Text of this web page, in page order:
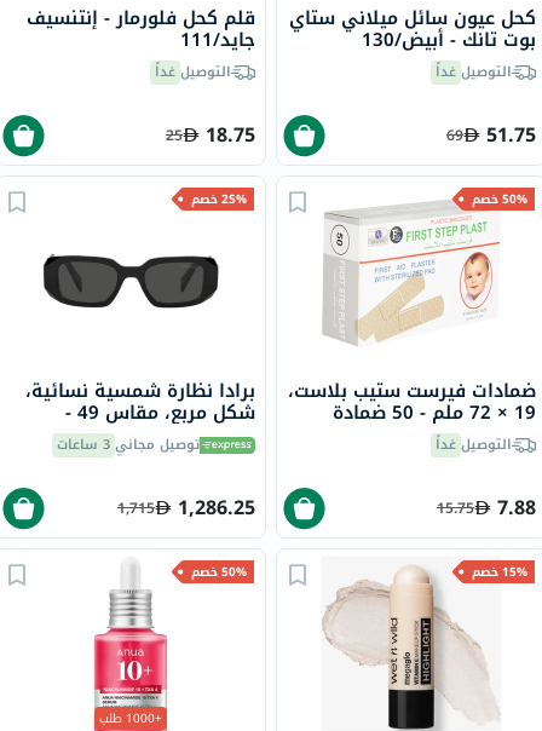
كحل عيون سائل ميلاني ستاي
بوت تانك - أبيض/130
التوصيلغداً
51.75
69
قلم كحل فلورمار - إنتنسيف
جايد/111
التوصيلغداً
18.75
25
50% خصم
ضمادات فيرست ستيب بلاست،
19 × 72 ملم - 50 ضمادة
التوصيلغداً
7.88
15.75
25% خصم
برادا نظارة شمسية نسائية،
شكل مربع، مقاس 49 -
1AB5S0 PR 17WS
توصيل مجاني3 ساعات
1,286.25
1,715
15% خصم 50% خصم
+1000 طلب